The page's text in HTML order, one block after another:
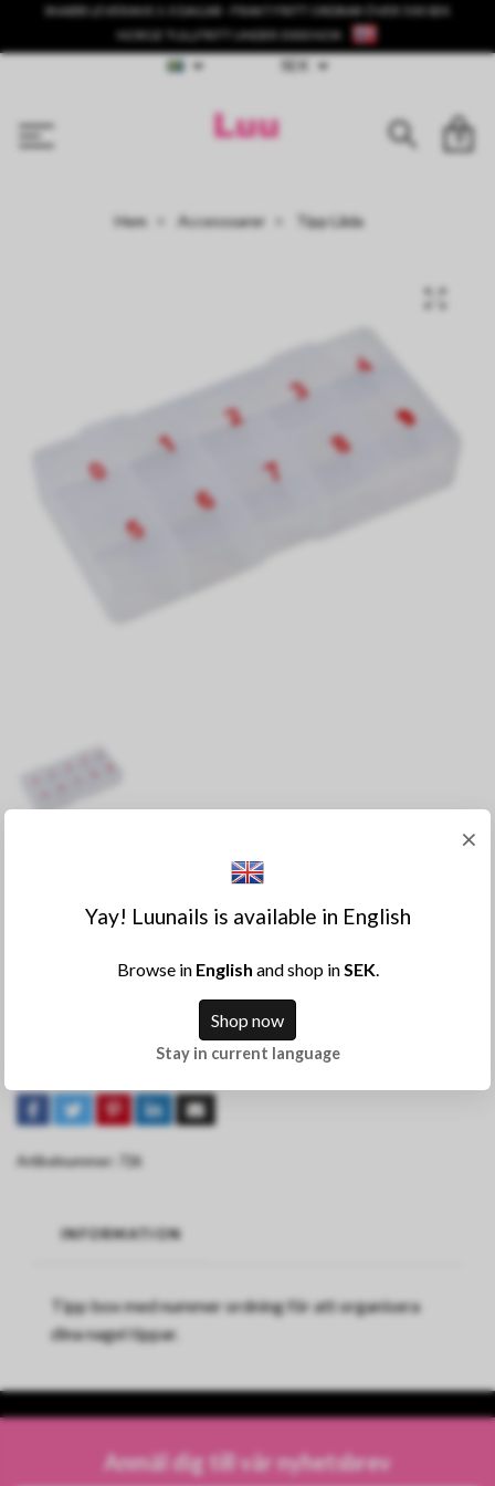
SNABB LEVERANS 1-3 DAGAR - FRAKT FRITT ORDRAR ÖVER 500 SEK
NORGE TULLFRITT UNDER 3000 NOK
0
Hem Accessoarer Tipp Låda
Denna produkt är tyvärr slut i lager
Artikelnummer: 726
INFORMATION
Tipp box med nummer ordning för att organisera
dina nagel tippar.
Anmäl dig till vår nyhetsbrev
×
Yay! Luunails is available in English
Browse in English and shop inSEK.
Shop now
Stay in current language